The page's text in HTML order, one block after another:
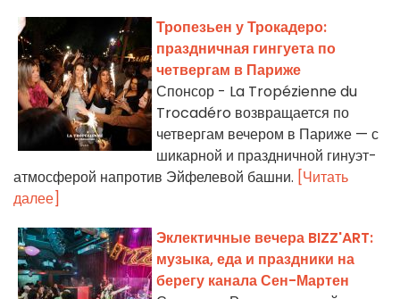
Тропезьен у Трокадеро:
праздничная гингуета по
четвергам в Париже
Спонсор - La Tropézienne du
Trocadéro возвращается по
четвергам вечером в Париже — с
шикарной и праздничной гинуэт-
атмосферой напротив Эйфелевой башни. [Читать
далее]
Эклектичные вечера BIZZ'ART:
музыка, еда и праздники на
берегу канала Сен-Мартен